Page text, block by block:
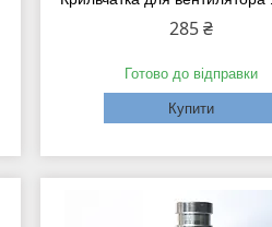
285 ₴
Готово до відправки
Купити